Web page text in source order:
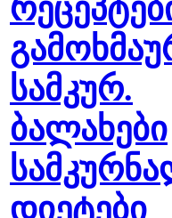
სამკურ.
ბალახები
დიეტები